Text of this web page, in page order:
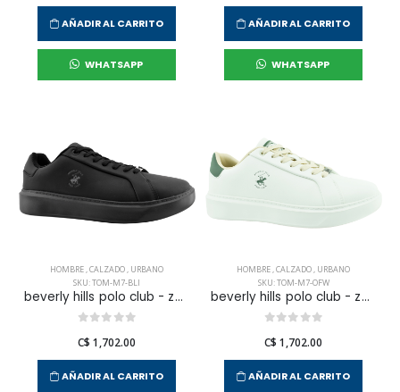
AÑADIR AL CARRITO
WHATSAPP
AÑADIR AL CARRITO
WHATSAPP
HOMBRE,CALZADO, URBANO
SKU: TOM-M7-BLI
beverly hills polo club - zapatilla urbana tom para hombre
C$ 1,702.00
AÑADIR AL CARRITO
HOMBRE,CALZADO, URBANO
SKU: TOM-M7-OFW
beverly hills polo club - zapatilla urbana tom para hombre
C$ 1,702.00
AÑADIR AL CARRITO